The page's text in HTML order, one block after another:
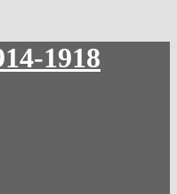
1918